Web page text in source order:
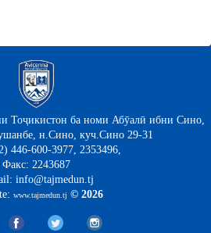
Тоҷикистон ба номи Абӯалӣ ибни Сино,
н.Сино, куч.Сино 29-31
446-600-3977, 2353496,
Факс: 2243687
info@tajmedun.tj
www.tajmedun.tj © 2026